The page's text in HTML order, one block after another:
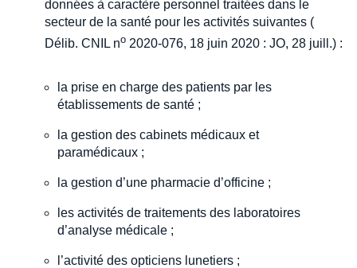
données à caractère personnel traitées dans le
secteur de la santé pour les activités suivantes (
Délib. CNIL no 2020-076, 18 juin 2020 : JO, 28 juill.) :
la prise en charge des patients par les
établissements de santé ;
la gestion des cabinets médicaux et
paramédicaux ;
la gestion d’une pharmacie d’officine ;
les activités de traitements des laboratoires
d’analyse médicale ;
l’activité des opticiens lunetiers ;